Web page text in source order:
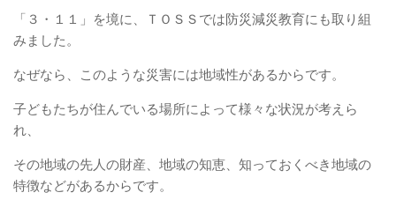
「３・１１」を境に、ＴＯＳＳでは防災減災教育にも取り組
みました。
なぜなら、このような災害には地域性があるからです。
子どもたちが住んでいる場所によって様々な状況が考えら
れ、
その地域の先人の財産、地域の知恵、知っておくべき地域の
特徴などがあるからです。